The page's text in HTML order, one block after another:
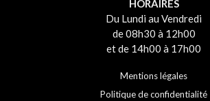
HORAIRES
Du Lundi au Vendredi
de 08h30 à 12h00
et de 14h00 à 17h00
Mentions légales
Politique de confidentialité